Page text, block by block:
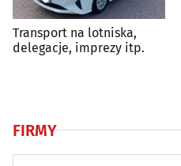
Transport na lotniska,
delegacje, imprezy itp.
FIRMY